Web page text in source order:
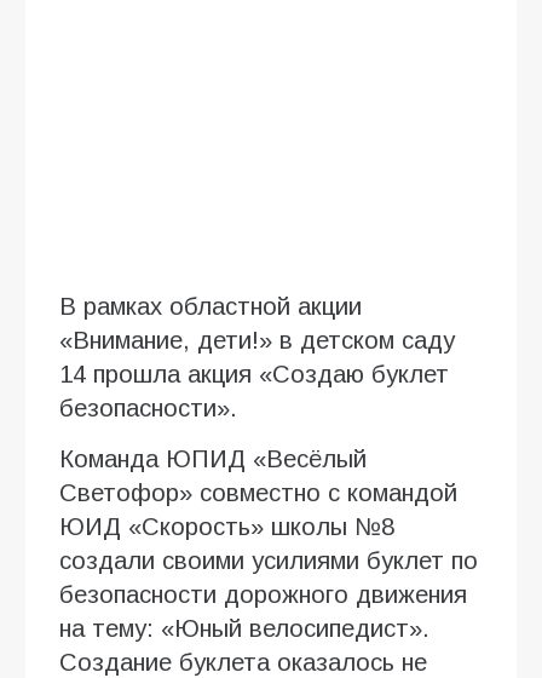
В рамках областной акции
«Внимание, дети!» в детском саду
14 прошла акция «Создаю буклет
безопасности».
Команда ЮПИД «Весёлый
Светофор» совместно с командой
ЮИД «Скорость» школы №8
создали своими усилиями буклет по
безопасности дорожного движения
на тему: «Юный велосипедист».
Создание буклета оказалось не